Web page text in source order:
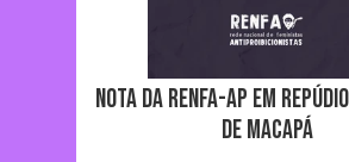
Nota da RENFA-AP em
de Macapá